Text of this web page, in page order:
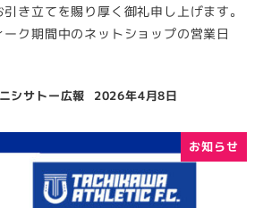
き立てを賜り厚く御礼申し上げます。
ク期間中のネットショップの営業日
ニシサトー広報 2026年4月8日
お知らせ